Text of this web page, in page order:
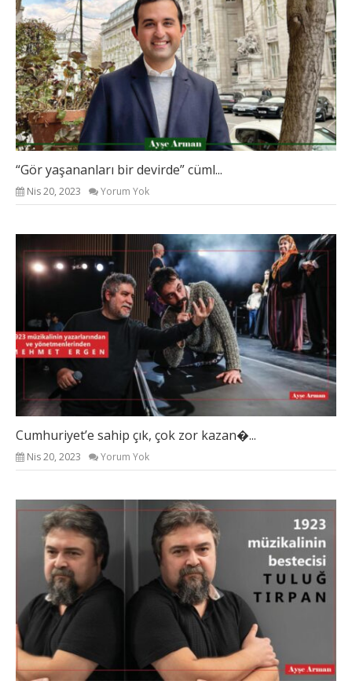
“Gör yaşananları bir devirde” cüml...
Nis 20, 2023 Yorum Yok
Cumhuriyet’e sahip çık, çok zor kazan�...
Nis 20, 2023 Yorum Yok